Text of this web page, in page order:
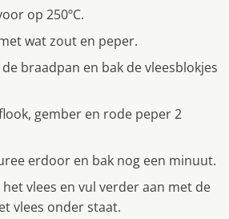
op 250ºC.
wat zout en peper.
braadpan en bak de vleesblokjes
gember en rode peper 2
erdoor en bak nog een minuut.
vlees en vul verder aan met de
vlees onder staat.